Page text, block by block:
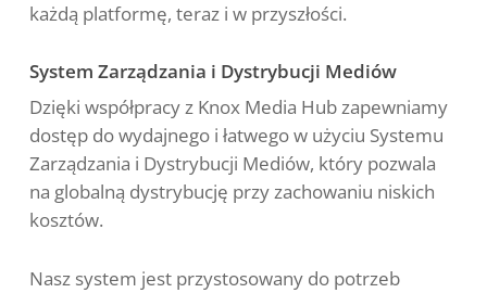
każdą platformę, teraz i w przyszłości.
System Zarządzania i Dystrybucji Mediów
Dzięki współpracy z Knox Media Hub zapewniamy
dostęp do wydajnego i łatwego w użyciu Systemu
Zarządzania i Dystrybucji Mediów, który pozwala
na globalną dystrybucję przy zachowaniu niskich
kosztów.
Nasz system jest przystosowany do potrzeb